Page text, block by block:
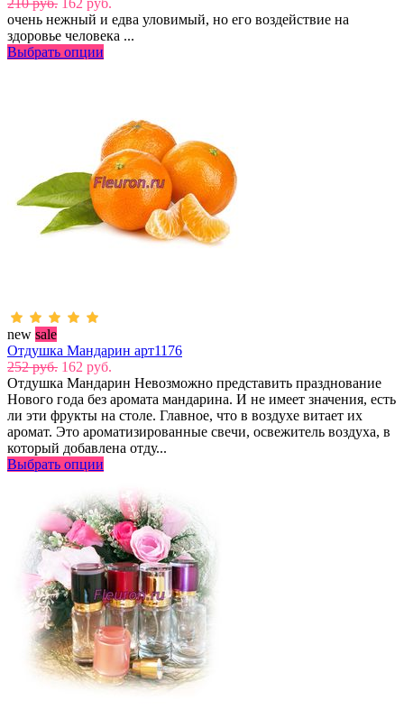
210 руб.
162 руб.
очень нежный и едва уловимый, но его воздействие на
здоровье человека ...
Выбрать опции
new sale
Отдушка Мандарин арт1176
252 руб. 162 руб.
Отдушка Мандарин Невозможно представить празднование
Нового года без аромата мандарина. И не имеет значения, есть
ли эти фрукты на столе. Главное, что в воздухе витает их
аромат. Это ароматизированные свечи, освежитель воздуха, в
который добавлена отду...
Выбрать опции